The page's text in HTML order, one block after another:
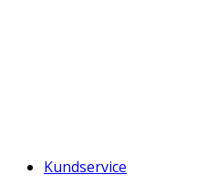
Kundservice